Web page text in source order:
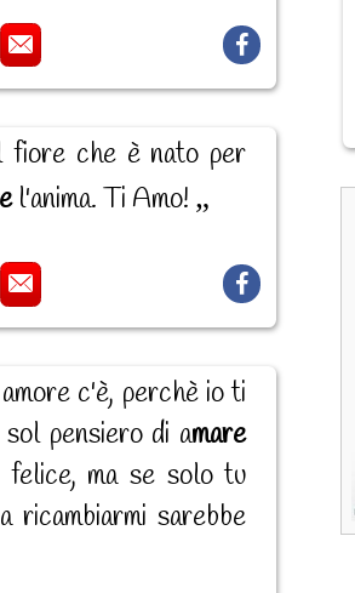
fiore che è nato per
l'anima. Ti Amo!
c'è, perchè io ti
pensiero di amare
felice, ma se solo tu
ricambiarmi sarebbe